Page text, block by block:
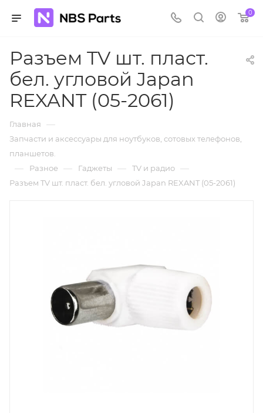
0
Разъем TV шт. пласт.
бел. угловой Japan
REXANT (05-2061)
Главная —
Запчасти и аксессуары для ноутбуков, сотовых телефонов,
планшетов.
— Разное — Гаджеты — TV и радио —
Разъем TV шт. пласт. бел. угловой Japan REXANT (05-2061)